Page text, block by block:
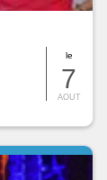
le
7
AOUT